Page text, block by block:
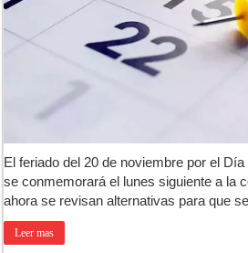
El feriado del 20 de noviembre por el
se conmemorará el lunes siguiente a la
ahora se revisan alternativas para que
Leer mas